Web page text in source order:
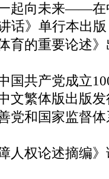
起向未来——在
话》单行本出版
育的重要论述
国共产党成立
文繁体版出版发
党和国家监督
人权论述摘编